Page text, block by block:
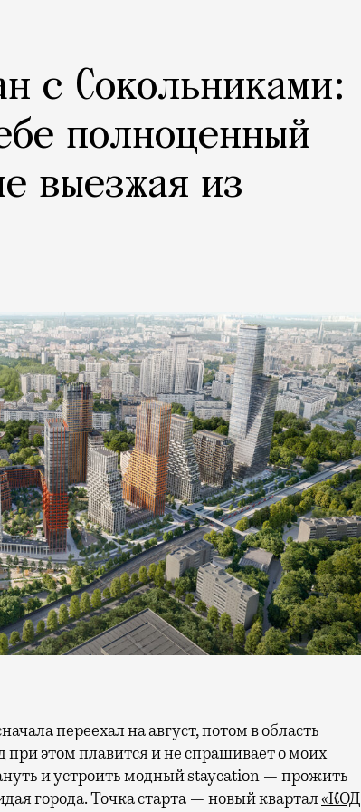
с Сокольниками:
полноценный
выезжая из
при этом плавится и не спрашивает о моих
и устроить модный staycation — прожить
города. Точка старта — новый квартал«КОД